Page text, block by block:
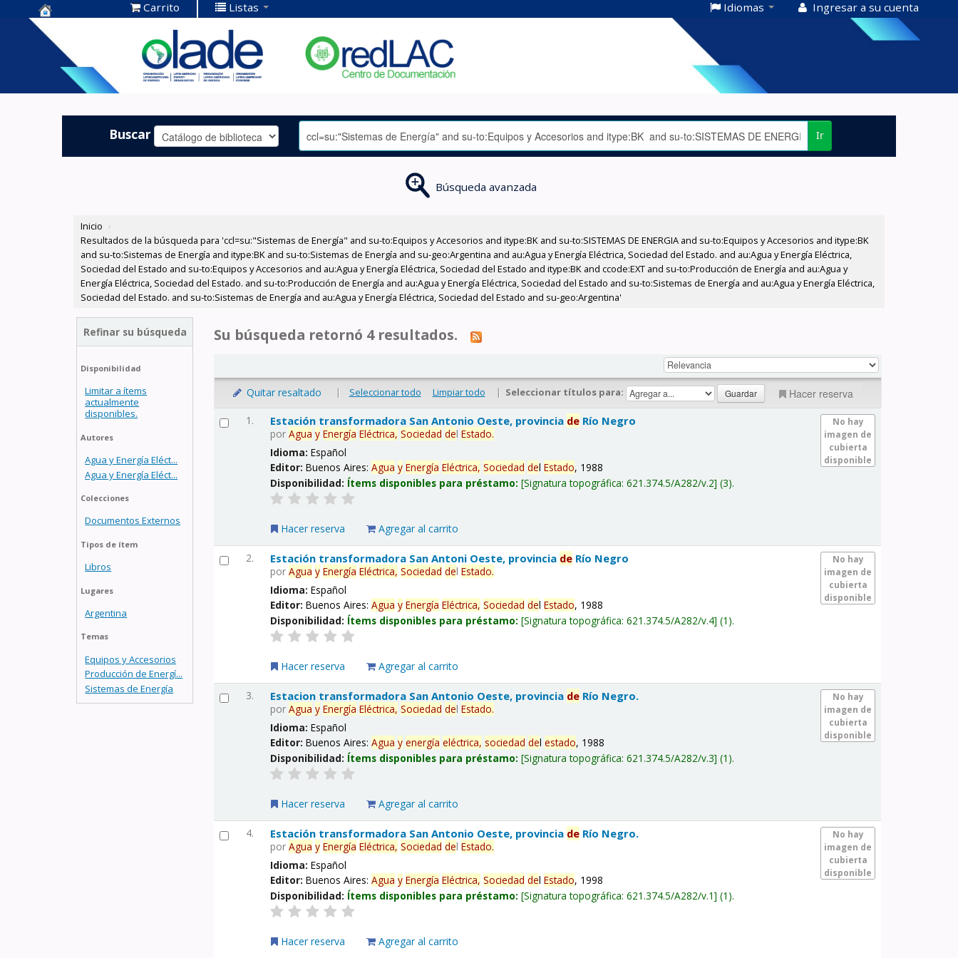
Centro de
Documentación
OLADE -
Carrito Listas Idiomas Ingresar a su cuenta
Buscar Ir
Búsqueda avanzada
Inicio ›
Resultados de la búsqueda para 'ccl=su:"Sistemas de Energía" and su-to:Equipos y Accesorios and itype:BK and su-to:SISTEMAS DE ENERGIA and su-to:Equipos y Accesorios and itype:BK
and su-to:Sistemas de Energía and itype:BK and su-to:Sistemas de Energía and su-geo:Argentina and au:Agua y Energía Eléctrica, Sociedad del Estado. and au:Agua y Energía Eléctrica,
Sociedad del Estado and su-to:Equipos y Accesorios and au:Agua y Energía Eléctrica, Sociedad del Estado and itype:BK and ccode:EXT and su-to:Producción de Energía and au:Agua y
Energía Eléctrica, Sociedad del Estado. and su-to:Producción de Energía and au:Agua y Energía Eléctrica, Sociedad del Estado and su-to:Sistemas de Energía and au:Agua y Energía Eléctrica,
Sociedad del Estado. and su-to:Sistemas de Energía and au:Agua y Energía Eléctrica, Sociedad del Estado and su-geo:Argentina'
Refinar su búsqueda
Disponibilidad
Limitar a ítems
actualmente
disponibles.
Autores
Agua y Energía Eléct...
Agua y Energía Eléct...
Colecciones
Documentos Externos
Tipos de ítem
Libros
Lugares
Argentina
Temas
Equipos y Accesorios
Producción de Energí...
Sistemas de Energía
Su búsqueda retornó 4 resultados.
Quitar resaltado | Seleccionar todo Limpiar todo | Seleccionar títulos para: Hacer reserva
1.
No hay
imagen de
cubierta
disponible
Estación transformadora San Antonio Oeste, provincia de Río Negro
porAgua y Energía Eléctrica, Sociedad delEstado.
Idioma:Español
Editor:Buenos Aires:Agua y Energía Eléctrica, Sociedad delEstado, 1988
Disponibilidad: Ítems disponibles para préstamo: Signatura topográfica:621.374.5/A282/v.2 (3).
Hacer reserva Agregar al carrito
2.
No hay
imagen de
cubierta
disponible
Estación transformadora San Antoni Oeste, provincia de Río Negro
porAgua y Energía Eléctrica, Sociedad delEstado.
Idioma:Español
Editor:Buenos Aires:Agua y Energía Eléctrica, Sociedad delEstado, 1988
Disponibilidad: Ítems disponibles para préstamo: Signatura topográfica:621.374.5/A282/v.4 (1).
Hacer reserva Agregar al carrito
3.
No hay
imagen de
cubierta
disponible
Estacion transformadora San Antonio Oeste, provincia de Río Negro.
porAgua y Energía Eléctrica, Sociedad delEstado.
Idioma:Español
Editor:Buenos Aires:Agua y energía eléctrica, sociedad delestado, 1988
Disponibilidad: Ítems disponibles para préstamo: Signatura topográfica:621.374.5/A282/v.3 (1).
Hacer reserva Agregar al carrito
4.
No hay
imagen de
cubierta
disponible
Estación transformadora San Antonio Oeste, provincia de Río Negro.
porAgua y Energía Eléctrica, Sociedad delEstado.
Idioma:Español
Editor:Buenos Aires:Agua y Energía Eléctrica, Sociedad delEstado, 1998
Disponibilidad: Ítems disponibles para préstamo: Signatura topográfica:621.374.5/A282/v.1 (1).
Hacer reserva Agregar al carrito